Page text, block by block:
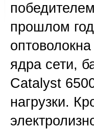
прошлом
ядра сети,
Catalyst
нагрузки.